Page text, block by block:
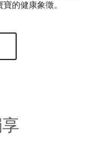
的健康象徵。